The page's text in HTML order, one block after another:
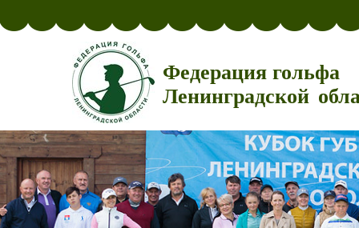
Федерация гольфа
Ленинградской